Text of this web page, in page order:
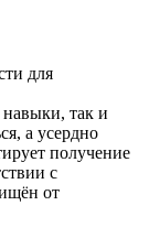
для
так и
а усердно
получение
с
от